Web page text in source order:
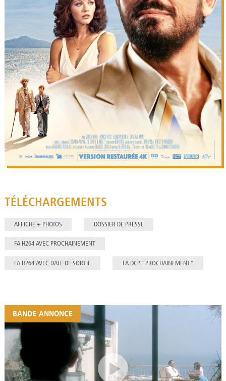
TÉLÉCHARGEMENTS
AFFICHE + PHOTOS DOSSIER DE PRESSE
FA H264 AVEC PROCHAINEMENT
FA H264 AVEC DATE DE SORTIE FA DCP "PROCHAINEMENT"
BANDE-ANNONCE